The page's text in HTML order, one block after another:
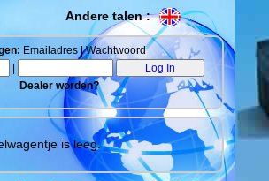
Andere talen :
Emailadres | Wachtwoord
Dealer worden?
is leeg.